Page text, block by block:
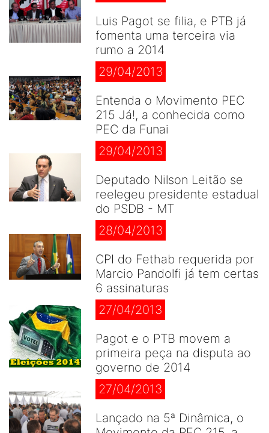
Luis Pagot se filia, e PTB já
fomenta uma terceira via
rumo a 2014
29/04/2013
Entenda o Movimento PEC
215 Já!, a conhecida como
PEC da Funai
29/04/2013
Deputado Nilson Leitão se
reelegeu presidente estadual
do PSDB - MT
28/04/2013
CPI do Fethab requerida por
Marcio Pandolfi já tem certas
6 assinaturas
27/04/2013
Pagot e o PTB movem a
primeira peça na disputa ao
governo de 2014
27/04/2013
Lançado na 5ª Dinâmica, o